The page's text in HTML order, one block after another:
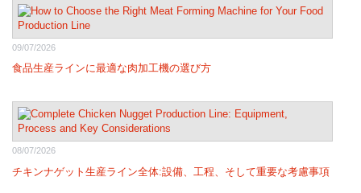
09/07/2026
食品生産ラインに最適な肉加工機の選び方
08/07/2026
チキンナゲット生産ライン全体:設備、工程、そして重要な考慮事項